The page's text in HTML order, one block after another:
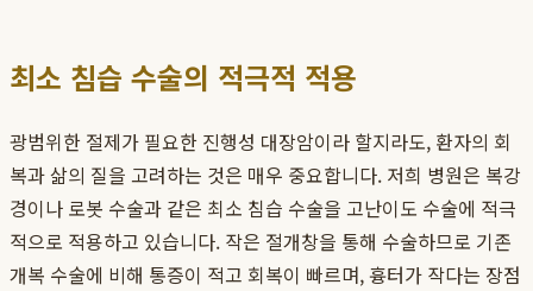
최소 침습 수술의 적극적 적용
광범위한 절제가 필요한 진행성 대장암이라 할지라도, 환자의 회
복과 삶의 질을 고려하는 것은 매우 중요합니다. 저희 병원은 복강
경이나 로봇 수술과 같은 최소 침습 수술을 고난이도 수술에 적극
적으로 적용하고 있습니다. 작은 절개창을 통해 수술하므로 기존
개복 수술에 비해 통증이 적고 회복이 빠르며, 흉터가 작다는 장점